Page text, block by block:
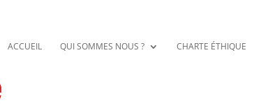
ACCUEIL QUI SOMMES NOUS ? CHARTE ÉTHIQUE